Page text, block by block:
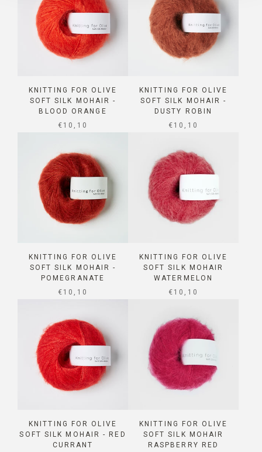
KNITTING FOR OLIVE
SOFT SILK MOHAIR -
BLOOD ORANGE
SALE PRICE
€10,10
KNITTING FOR OLIVE
SOFT SILK MOHAIR -
DUSTY ROBIN
SALE PRICE
€10,10
KNITTING FOR OLIVE
SOFT SILK MOHAIR -
POMEGRANATE
SALE PRICE
€10,10
KNITTING FOR OLIVE
SOFT SILK MOHAIR
WATERMELON
SALE PRICE
€10,10
KNITTING FOR OLIVE
SOFT SILK MOHAIR - RED
CURRANT
KNITTING FOR OLIVE
SOFT SILK MOHAIR
RASPBERRY RED